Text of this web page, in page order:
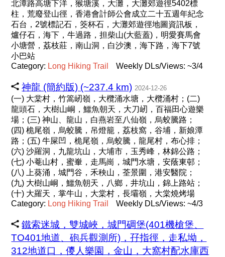
北潭路高塘下洋，猴塘溪，大灘，大灘郊遊徑5402標
柱，荒廢登山徑，香港會計師公會成立二十五週年紀念
石台，2號標記石，筊杯石，大灘郊遊徑地圖資訊板，
爐仔石，海下，牛過路，担柴山(大藍蓋)，明愛賽馬會
小塘營，荔枝莊，南山洞，白沙澳，海下路，海下7號
小巴站
Category: Long Hiking Trail Weekly DLs/Views: ~3/4
神龍 (簡約版) (~237.4 km) 2024-12-26
(一) 大棠村，竹篙屻嶺，大欖涌水塘，大欖涌村；(二)
龍頭石，大樹山峒，鱷魚朝天，大刀屻，百福田心遊樂
場；(三) 神山、龍山，白燕岩至八仙嶺，烏蛟騰路；
(四) 桅尾嶺，烏蛟騰，吊燈籠，荔枝窩，谷埔，新娘潭
路；(五) 牛屎凹，桅尾嶺，烏蛟騰，龍尾村，布心排；
(六) 沙羅洞，九龍坑山，大埔市，玉秀峰，林錦公路；
(七) 小菴山村，蜜輋，走馬崗，城門水塘，安蔭東邨；
(八) 上葵涌，城門谷，禾秧山，荃景圍，港安醫院；
(九) 大樹山峒，鱷魚朝天，八鄉，井坑山，錦上路站；
(十) 大羅天，掌牛山，大棠村，長壩嶺，大棠燒烤場
Category: Long Hiking Trail Weekly DLs/Views: ~4/3
鐵索迷城，雙城峽，城門碉堡(401機槍堡、
TO401地道、砲兵觀測所)，孖指徑，走私坳，
312地道口，儍人樂園，金山，大窩村配水庫西